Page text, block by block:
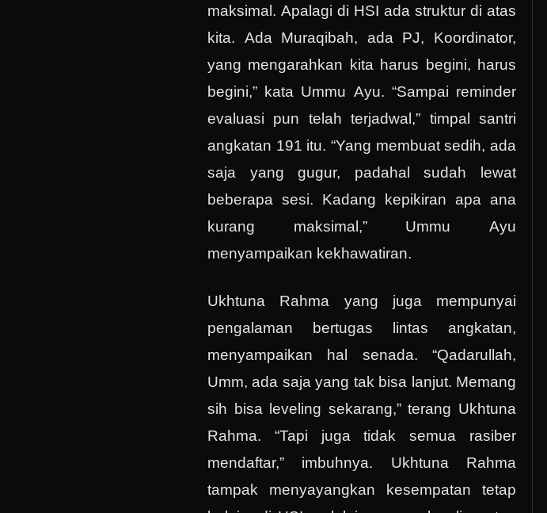
maksimal. Apalagi di HSI ada struktur di atas
kita. Ada Muraqibah, ada PJ, Koordinator,
yang mengarahkan kita harus begini, harus
begini,” kata Ummu Ayu. “Sampai reminder
evaluasi pun telah terjadwal,” timpal santri
angkatan 191 itu. “Yang membuat sedih, ada
saja yang gugur, padahal sudah lewat
beberapa sesi. Kadang kepikiran apa ana
kurang maksimal,” Ummu Ayu
menyampaikan kekhawatiran.
Ukhtuna Rahma yang juga mempunyai
pengalaman bertugas lintas angkatan,
menyampaikan hal senada. “Qadarullah,
Umm, ada saja yang tak bisa lanjut. Memang
sih bisa leveling sekarang,” terang Ukhtuna
Rahma. “Tapi juga tidak semua rasiber
mendaftar,” imbuhnya. Ukhtuna Rahma
tampak menyayangkan kesempatan tetap